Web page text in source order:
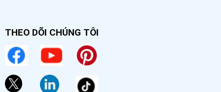
THEO DÕI CHÚNG TÔI